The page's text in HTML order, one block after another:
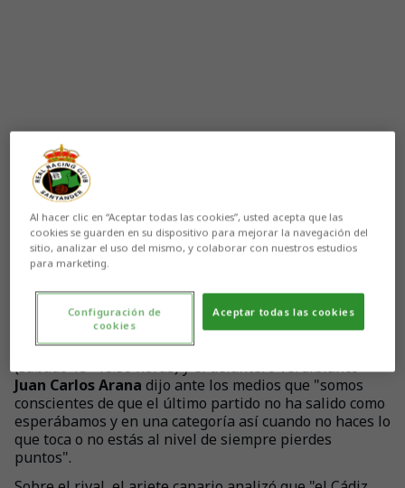
Aún no hay reacciones. ¡Sé el primero!
recibirá este fin de semana alCádiz Club de
Fútbolen losCampos de Sport de El Sardinero
(sábado 15- 18:30 horas) y el delantero verdiblanco
Juan Carlos Arana dijo ante los medios que "somos
conscientes de que el último partido no ha salido como
esperábamos y en una categoría así cuando no haces lo
que toca o no estás al nivel de siempre pierdes
puntos".
Al hacer clic en “Aceptar todas las cookies”, usted acepta que las
cookies se guarden en su dispositivo para mejorar la navegación del
sitio, analizar el uso del mismo, y colaborar con nuestros estudios
para marketing.
Aceptar todas las cookies
Configuración de
cookies